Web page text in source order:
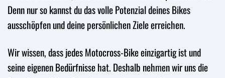
Denn nur so kannst du das volle Potenzial deines Bikes
ausschöpfen und deine persönlichen Ziele erreichen.
Wir wissen, dass jedes Motocross-Bike einzigartig ist und
seine eigenen Bedürfnisse hat. Deshalb nehmen wir uns die